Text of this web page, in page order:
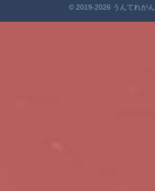
© 2019-2026 うんてれがん.